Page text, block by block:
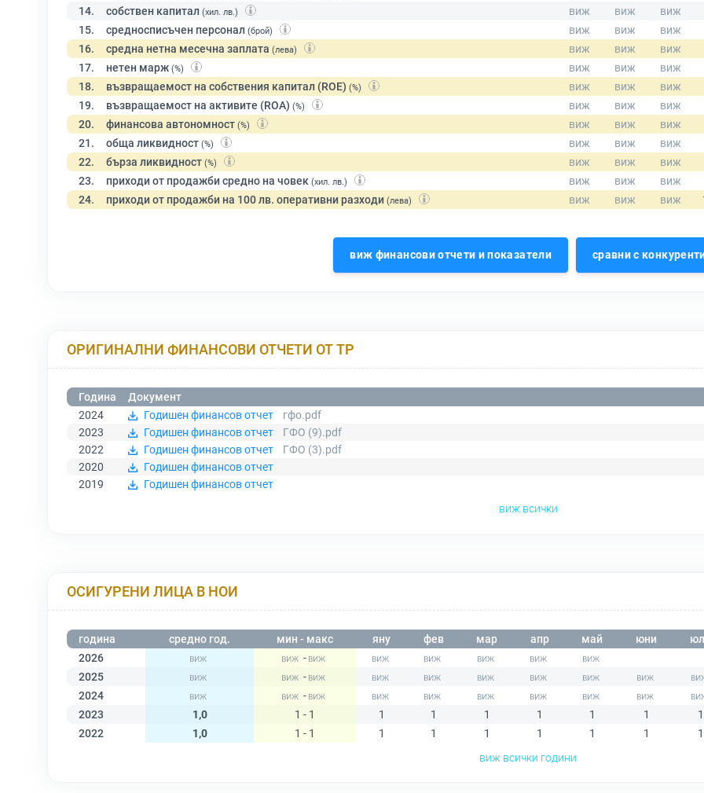
14. собствен капитал (хил. лв.)
15. средносписъчен персонал (брой)
16. средна нетна месечна заплата (лева)
17. нетен марж (%)
18. възвращаемост на собствения капитал (ROE) (%)
19. възвращаемост на активите (ROA) (%)
20. финансова автономност (%)
21. обща ликвидност (%)
22. бърза ликвидност (%)
23. приходи от продажби средно на човек (хил. лв.)
24. приходи от продажби на 100 лв. оперативни разходи (лева)
виж финансови отчети и показатели сравни с
ОРИГИНАЛНИ ФИНАНСОВИ ОТЧЕТИ ОТ ТР
Година
Документ
2024
Годишен финансов отчет
гфо.pdf
2023
Годишен финансов отчет
ГФО (9).pdf
2022
Годишен финансов отчет
ГФО (3).pdf
2020
Годишен финансов отчет
2019
Годишен финансов отчет
виж всички
ОСИГУРЕНИ ЛИЦА В НОИ
година средно год. мин - макс яну фев мар апр май юни
2026
-
2025
-
2024
-
2023
1,0 1 - 1 1 1 1 1 1 1
1
2022
1,0 1 - 1 1 1 1 1 1 1
1
виж всички години